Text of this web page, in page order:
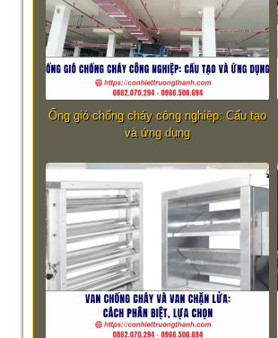
Ống gió chống cháy công nghiệp: Cấu tạo
và ứng dụng